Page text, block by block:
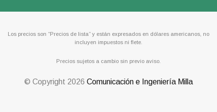
Los precios son “Precios de lista” y están expresados en dólares americanos, no
incluyen impuestos ni flete.
Precios sujetos a cambio sin previo aviso.
© Copyright 2026 Comunicación e Ingeniería Milla